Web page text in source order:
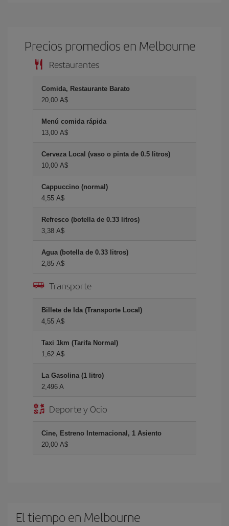
Precios promedios en Melbourne
Restaurantes
Comida, Restaurante Barato
20,00 A$
Menú comida rápida
13,00 A$
Cerveza Local (vaso o pinta de 0.5 litros)
10,00 A$
Cappuccino (normal)
4,55 A$
Refresco (botella de 0.33 litros)
3,38 A$
Agua (botella de 0.33 litros)
2,85 A$
Transporte
Billete de Ida (Transporte Local)
4,55 A$
Taxi 1km (Tarifa Normal)
1,62 A$
La Gasolina (1 litro)
2,496 A
Deporte y Ocio
Cine, Estreno Internacional, 1 Asiento
20,00 A$
El tiempo en Melbourne